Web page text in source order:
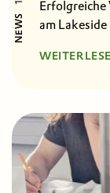
NEWS
Erfolgreiche
am